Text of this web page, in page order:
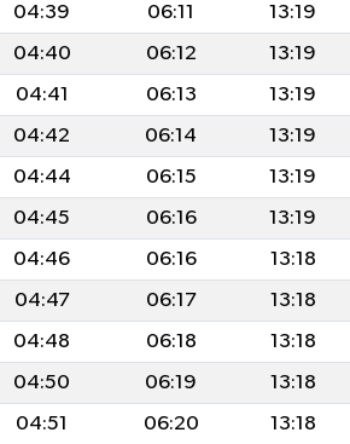
04:39 06:11 13:19
04:40 06:12 13:19
04:41 06:13 13:19
04:42 06:14 13:19
04:44 06:15 13:19
04:45 06:16 13:19
04:46 06:16 13:18
04:47 06:17 13:18
04:48 06:18 13:18
04:50 06:19 13:18
04:51 06:20 13:18